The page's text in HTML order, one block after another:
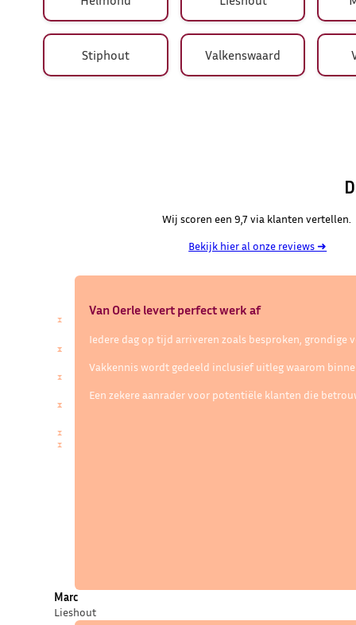
Stiphout Valkenswaard
Wij scoren een 9,7 via klanten vertellen.
Bekijk hier al onze reviews ➜